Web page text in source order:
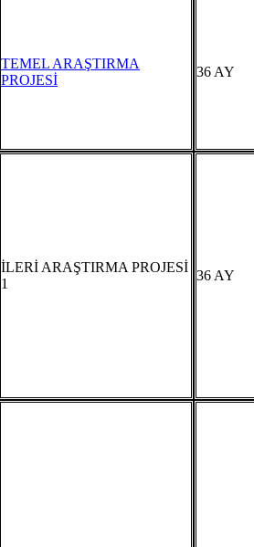
TEMEL ARAŞTIRMA
PROJESİ
36 AY
İLERİ ARAŞTIRMA PROJESİ
1
36 AY